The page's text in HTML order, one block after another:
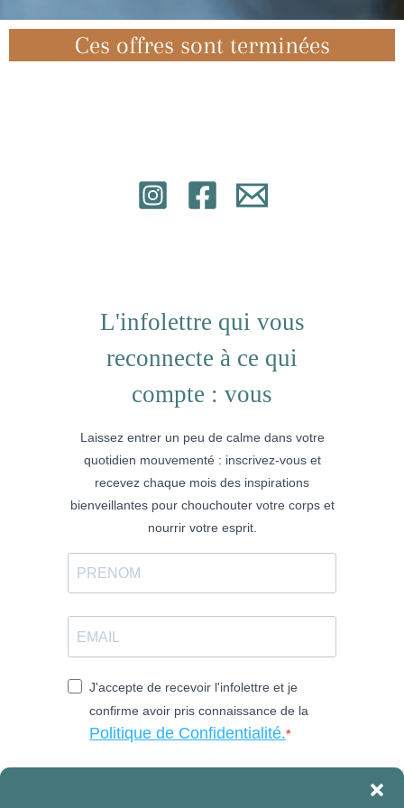
Ces offres sont terminées
L'infolettre qui vous
reconnecte à ce qui
compte : vous
Laissez entrer un peu de calme dans votre
quotidien mouvementé : inscrivez-vous et
recevez chaque mois des inspirations
bienveillantes pour chouchouter votre corps et
nourrir votre esprit.
J'accepte de recevoir l'infolettre et je
confirme avoir pris connaissance de la
Politique de Confidentialité.